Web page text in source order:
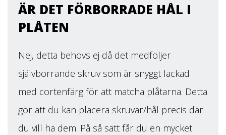
ÄR DET FÖRBORRADE HÅL I
PLÅTEN
Nej, detta behövs ej då det medföljer
självborrande skruv som är snyggt lackad
med cortenfärg för att matcha plåtarna. Detta
gör att du kan placera skruvar/hål precis där
du vill ha dem. På så sätt får du en mycket